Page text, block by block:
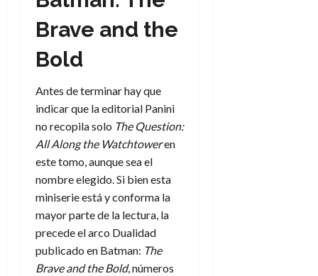
Brave and the
Bold
Antes de terminar hay que
indicar que la editorial Panini
no recopila solo The Question:
All Along the Watchtoweren
este tomo, aunque sea el
nombre elegido. Si bien esta
miniserie está y conforma la
mayor parte de la lectura, la
precede el arco Dualidad
publicado en Batman: The
Brave and the Bold, números